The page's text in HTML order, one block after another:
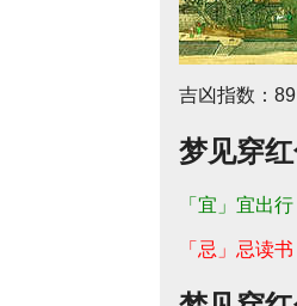
吉凶指数：89
梦见穿
「宜」宜出
「忌」忌读